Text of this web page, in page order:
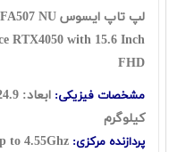
RTX4050 with 15.6 Inch
FHD
مشخصات فیزیکی: ابعاد: 24.9 ×
کیلوگرم
پردازنده مرکزی: